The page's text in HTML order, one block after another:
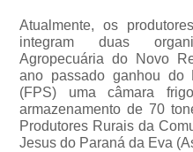
Atualmente, os
integram duas
Agropecuária do Novo
ano passado ganhou do
(FPS) uma câmara
armazenamento de 70
Produtores Rurais da
Jesus do Paraná da Eva